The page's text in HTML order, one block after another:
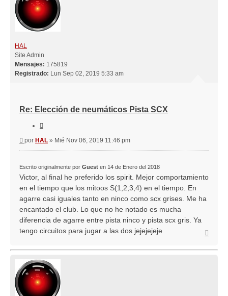
HAL
Site Admin
Mensajes: 175819
Registrado: Lun Sep 02, 2019 5:33 am
Re: Elección de neumáticos Pista SCX
Mensaje
por HAL » Mié Nov 06, 2019 11:46 pm
Escrito originalmente por Guest en 14 de Enero del 2018
Victor, al final he preferido los spirit. Mejor comportamiento
en el tiempo que los mitoos S(1,2,3,4) en el tiempo. En
agarre casi iguales tanto en ninco como scx grises. Me ha
encantado el club. Lo que no he notado es mucha
diferencia de agarre entre pista ninco y pista scx gris. Ya
tengo circuitos para jugar a las dos jejejejeje